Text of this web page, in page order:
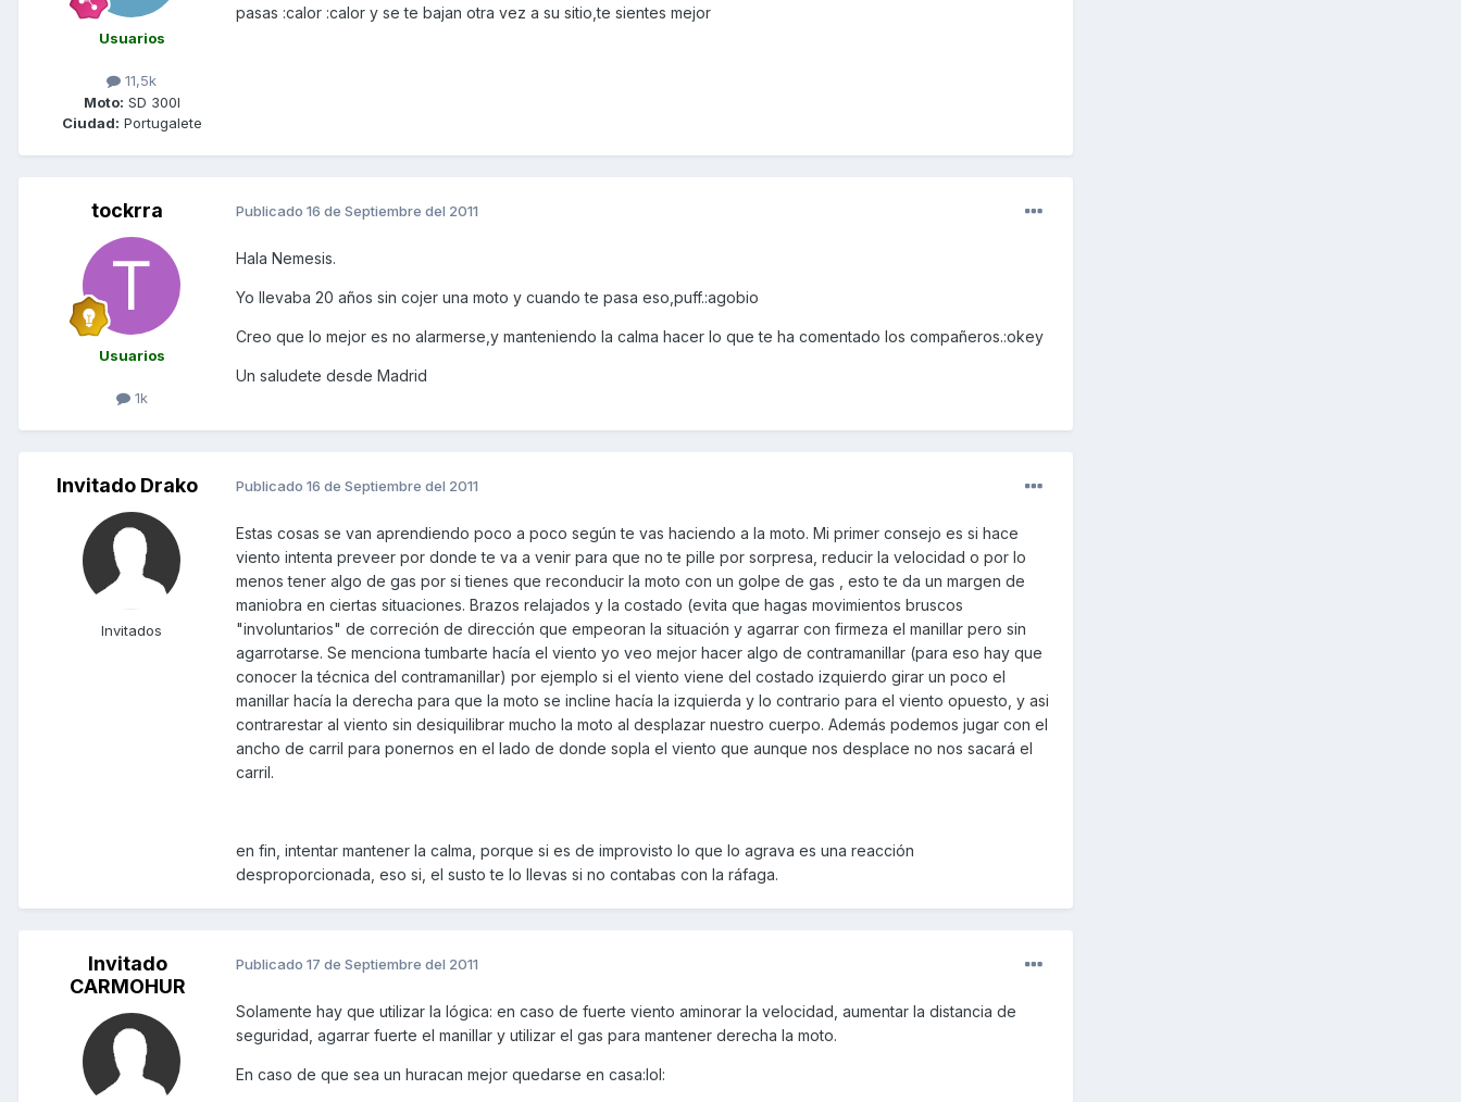
Usuarios
11,5k
Moto: SD 300I
Ciudad: Portugalete
pasas :calor :calor y se te bajan otra vez a su sitio,te sientes mejor
tockrra
Usuarios
1k
Publicado 16 de Septiembre del 2011
Hala Nemesis.
Yo llevaba 20 años sin cojer una moto y cuando te pasa eso,puff.:agobio
Creo que lo mejor es no alarmerse,y manteniendo la calma hacer lo que te ha comentado los compañeros.:okey
Un saludete desde Madrid
Invitado Drako
Invitados
Publicado 16 de Septiembre del 2011
Estas cosas se van aprendiendo poco a poco según te vas haciendo a la moto. Mi primer consejo es si hace
viento intenta preveer por donde te va a venir para que no te pille por sorpresa, reducir la velocidad o por lo
menos tener algo de gas por si tienes que reconducir la moto con un golpe de gas , esto te da un margen de
maniobra en ciertas situaciones. Brazos relajados y la costado (evita que hagas movimientos bruscos
"involuntarios" de correción de dirección que empeoran la situación y agarrar con firmeza el manillar pero sin
agarrotarse. Se menciona tumbarte hacía el viento yo veo mejor hacer algo de contramanillar (para eso hay que
conocer la técnica del contramanillar) por ejemplo si el viento viene del costado izquierdo girar un poco el
manillar hacía la derecha para que la moto se incline hacía la izquierda y lo contrario para el viento opuesto, y asi
contrarestar al viento sin desiquilibrar mucho la moto al desplazar nuestro cuerpo. Además podemos jugar con el
ancho de carril para ponernos en el lado de donde sopla el viento que aunque nos desplace no nos sacará el
carril.
en fin, intentar mantener la calma, porque si es de improvisto lo que lo agrava es una reacción
desproporcionada, eso si, el susto te lo llevas si no contabas con la ráfaga.
Invitado
CARMOHUR
Publicado 17 de Septiembre del 2011
Solamente hay que utilizar la lógica: en caso de fuerte viento aminorar la velocidad, aumentar la distancia de
seguridad, agarrar fuerte el manillar y utilizar el gas para mantener derecha la moto.
En caso de que sea un huracan mejor quedarse en casa:lol: